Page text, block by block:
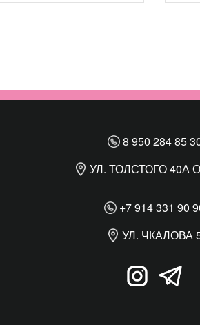
8 950 284 85
УЛ. ТОЛСТОГО 40А
+7 914 331 90
УЛ. ЧКАЛОВА